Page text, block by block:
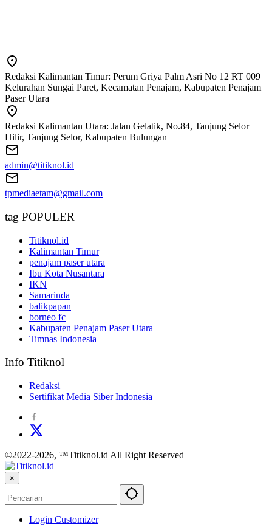
Redaksi Kalimantan Timur: Perum Griya Palm Asri No 12 RT 009
Kelurahan Sungai Paret, Kecamatan Penajam, Kabupaten Penajam
Paser Utara
Redaksi Kalimantan Utara: Jalan Gelatik, No.84, Tanjung Selor
Hilir, Tanjung Selor, Kabupaten Bulungan
admin@titiknol.id
tpmediaetam@gmail.com
tag POPULER
Titiknol.id
Kalimantan Timur
penajam paser utara
Ibu Kota Nusantara
IKN
Samarinda
balikpapan
borneo fc
Kabupaten Penajam Paser Utara
Timnas Indonesia
Info Titiknol
Redaksi
Sertifikat Media Siber Indonesia
©2022-2026, ™Titiknol.id All Right Reserved
×
Login Customizer